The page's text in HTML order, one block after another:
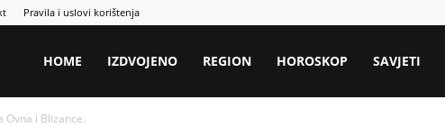
Pravila i uslovi korištenja
HOME IZDVOJENO REGION HOROSKOP SAVJETI
Ovna i Blizance.